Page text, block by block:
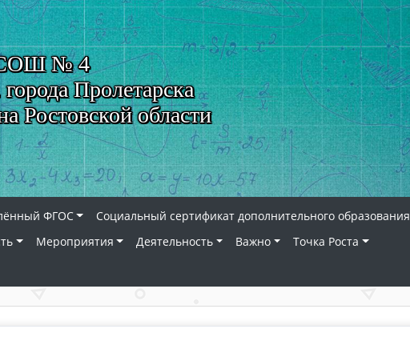
№ 4
Пролетарска
Ростовской области
ФГОС
Социальный сертификат дополнительного образования
Мероприятия Деятельность Важно
Точка Роста